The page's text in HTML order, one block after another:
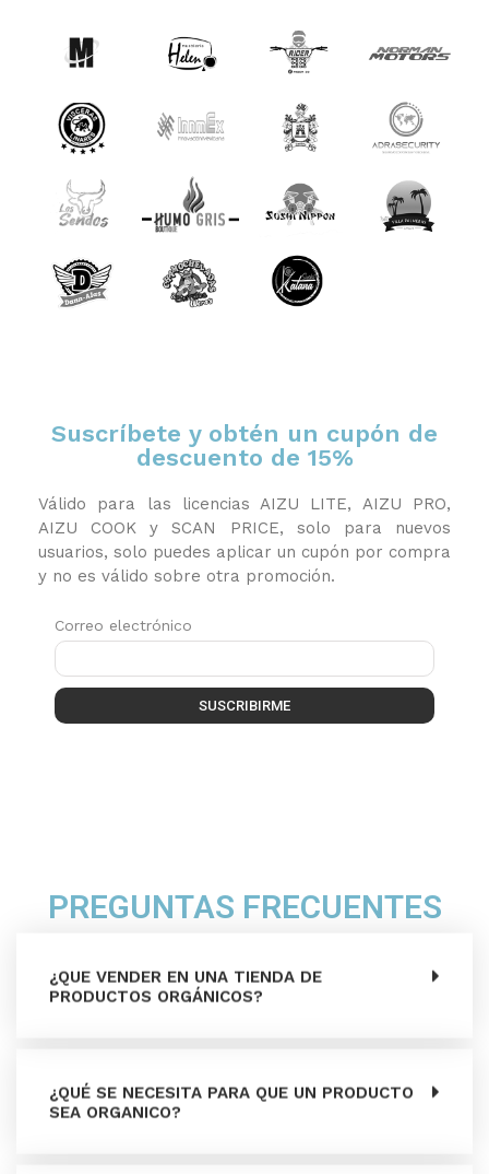
Suscríbete y obtén un cupón de
descuento de 15%
Válido para las licencias AIZU LITE, AIZU PRO,
AIZU COOK y SCAN PRICE, solo para nuevos
usuarios, solo puedes aplicar un cupón por compra
y no es válido sobre otra promoción.
Correo electrónico
SUSCRIBIRME
PREGUNTAS FRECUENTES
¿QUE VENDER EN UNA TIENDA DE
PRODUCTOS ORGÁNICOS?
¿QUÉ SE NECESITA PARA QUE UN PRODUCTO
SEA ORGANICO?